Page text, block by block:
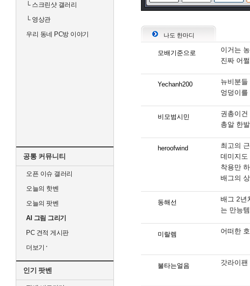
└스크린샷 갤러리
└영상관
우리 동네 PC방 이야기
공통 커뮤니티
오픈 이슈 갤러리
오늘의 핫벤
오늘의 팟벤
AI 그림 그리기
PC 견적 게시판
더보기
인기 팟벤
나도 한마디
모배기준으로
이거는
진짜 어
Yechanh200
뉴비분들
엉덩이를
비모범시민
권총이
총알 한
heroofwind
최고의
데미지도
착용만
배그의
동해선
배그 2년
는 만능
미랄렘 어떠한
불타는얼음 갓라이팬